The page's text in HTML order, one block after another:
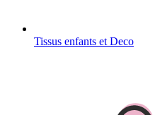
Tissus enfants et Deco